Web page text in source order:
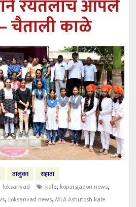
मंत्री सकारात्मक – आ.आशुतोष
शिष्यवृत्तीस पात्र
रयतलाच आपले
चैताली काळे
तालुका
राहाता
loksanvad kale, kopargaaon news,
, Loksanvad news,MLA Ashutosh kale